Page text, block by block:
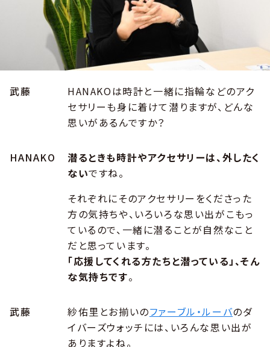
武藤
HANAKOは時計と一緒に指輪などのアク
セサリーも身に着けて潜りますが、どんな
思いがあるんですか？
HANAKO
潜るときも時計やアクセサリーは、外したく
ないですね。
それぞれにそのアクセサリーをくださった
方の気持ちや、いろいろな思い出がこもっ
ているので、一緒に潜ることが自然なこと
だと思っています。
「応援してくれる方たちと潜っている」、そん
な気持ちです。
武藤 紗佑里とお揃いのファーブル・ルーバのダ
イバーズウォッチには、いろんな思い出が
ありますよね。